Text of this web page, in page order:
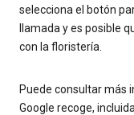
selecciona el botón
llamada y es posible
con la floristería.
Puede consultar más
Google recoge,